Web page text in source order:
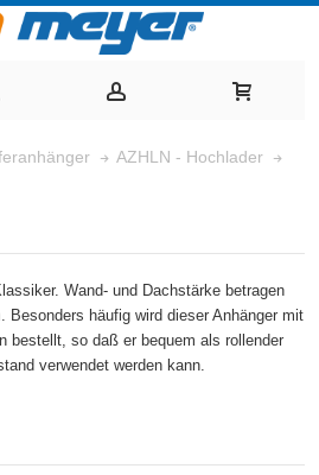
AZHLN - Hochlader
Wand- und Dachstärke betragen
Besonders häufig wird dieser Anhänger mit
bestellt, so daß er bequem als rollender
verwendet werden kann.